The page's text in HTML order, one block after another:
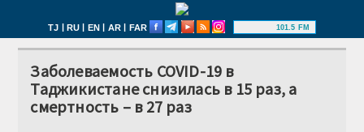
TJ | RU | EN | AR | FAR 101.5 FM
Заболеваемость COVID-19 в
Таджикистане снизилась в 15 раз, а
смертность – в 27 раз